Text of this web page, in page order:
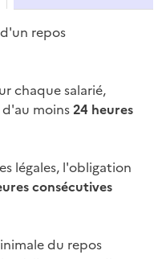
18 ans
repos
chaque salarié,
moins24 heures
légales, l'obligation
consécutives
du repos